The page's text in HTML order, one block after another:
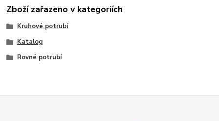
Zboží zařazeno v kategoriích
Kruhové potrubí
Katalog
Rovné potrubí